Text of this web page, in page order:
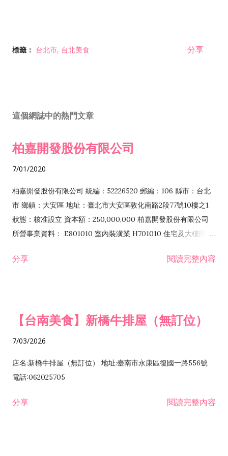
標籤： 台北市 台北美食 分享
這個網誌中的熱門文章
柏嘉開發股份有限公司
7/01/2020
柏嘉開發股份有限公司 統編：52226520 郵編：106 縣市：台北
市 鄉鎮：大安區 地址：臺北市大安區敦化南路2段77號10樓之1
狀態：核准設立 資本額：250,000,000 柏嘉開發股份有限公司
所營事業資料： E801010 室內裝潢業 H701010 住宅及大樓開發
發業 H703090 不動產買賣業 H703100 不動產租賃業 I503010
分享 閱讀完整內容
【台南美食】新橋牛排屋（無訂位）
7/03/2026
店名:新橋牛排屋（無訂位） 地址:臺南市永康區復國一路556號
電話:062025705
分享 閱讀完整內容